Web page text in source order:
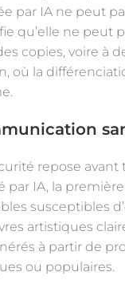
par IA ne peut
qu’elle ne peut
copies, voire à
où la
repose
IA, la
susceptibles
artistiques
à partir de
ou populaires.